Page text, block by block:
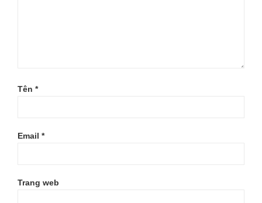
DUONG
Tên *
Email *
Trang web